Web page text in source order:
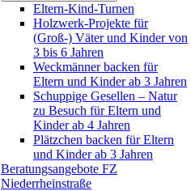
Eltern-Kind-Turnen
Holzwerk-Projekte für
(Groß-) Väter und Kinder von
3 bis 6 Jahren
Weckmänner backen für
Eltern und Kinder ab 3 Jahren
Schuppige Gesellen – Natur
zu Besuch für Eltern und
Kinder ab 4 Jahren
Plätzchen backen für Eltern
und Kinder ab 3 Jahren
Beratungsangebote FZ
Niederrheinstraße